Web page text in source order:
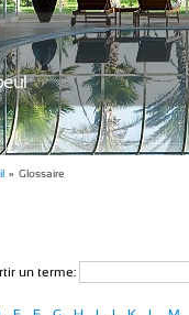
» Glossaire
un terme: